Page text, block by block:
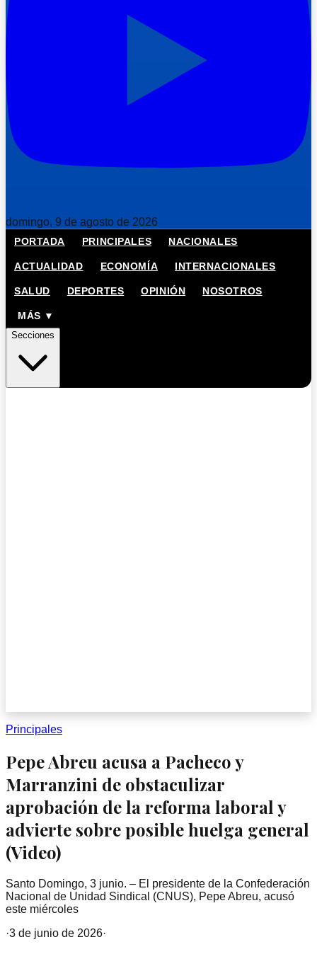
domingo, 9 de agosto de 2026
PORTADA PRINCIPALES NACIONALES
ACTUALIDAD ECONOMÍA INTERNACIONALES
SALUD DEPORTES OPINIÓN NOSOTROS
MÁS ▼
Secciones
Principales
Pepe Abreu acusa a Pacheco y
Marranzini de obstaculizar
aprobación de la reforma laboral y
advierte sobre posible huelga general
(Video)
Santo Domingo, 3 junio. – El presidente de la Confederación
Nacional de Unidad Sindical (CNUS), Pepe Abreu, acusó
este miércoles
·3 de junio de 2026·